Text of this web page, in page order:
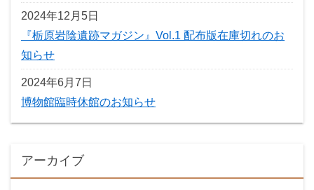
2024年12月5日
『栃原岩陰遺跡マガジン』Vol.1 配布版在庫切れのお
知らせ
2024年6月7日
博物館臨時休館のお知らせ
アーカイブ